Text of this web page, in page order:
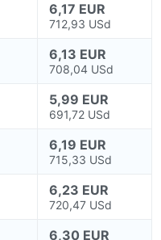
6,17 EUR
712,93 USd
6,13 EUR
708,04 USd
5,99 EUR
691,72 USd
6,19 EUR
715,33 USd
6,23 EUR
720,47 USd
6,30 EUR